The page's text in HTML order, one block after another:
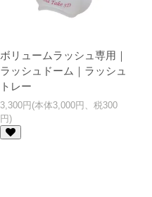
ボリュームラッシュ専用｜
ラッシュドーム｜ラッシュ
トレー
3,300円(本体3,000円、税300
円)